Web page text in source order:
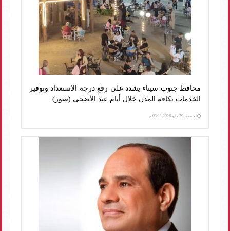
محافظ جنوب سيناء يشدد على رفع درجة الاستعداد وتوفير
الخدمات بكافة المدن خلال أيام عيد الأضحى (صور)
الجمعة، 29 مايو 2026 03:11 م